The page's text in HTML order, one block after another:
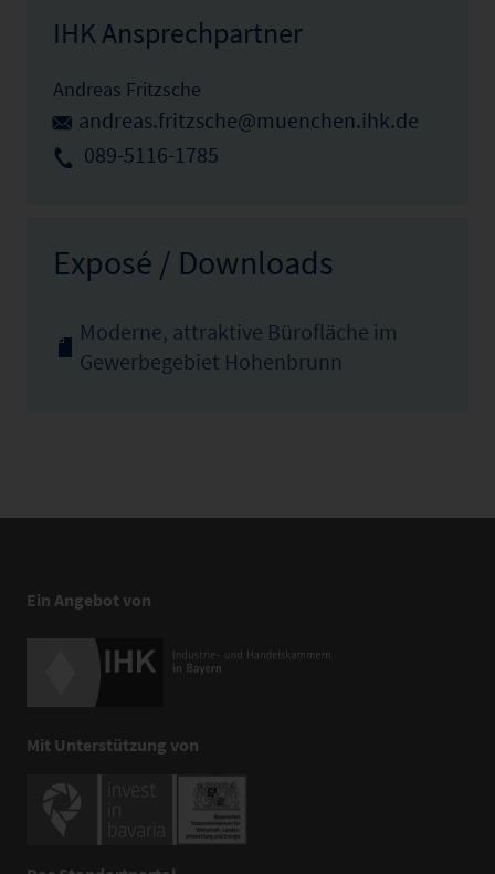
IHK Ansprechpartner
Andreas Fritzsche
andreas.fritzsche@muenchen.ihk.de
089-5116-1785
Exposé / Downloads
Moderne, attraktive Bürofläche im
Gewerbegebiet Hohenbrunn
Ein Angebot von
Mit Unterstützung von